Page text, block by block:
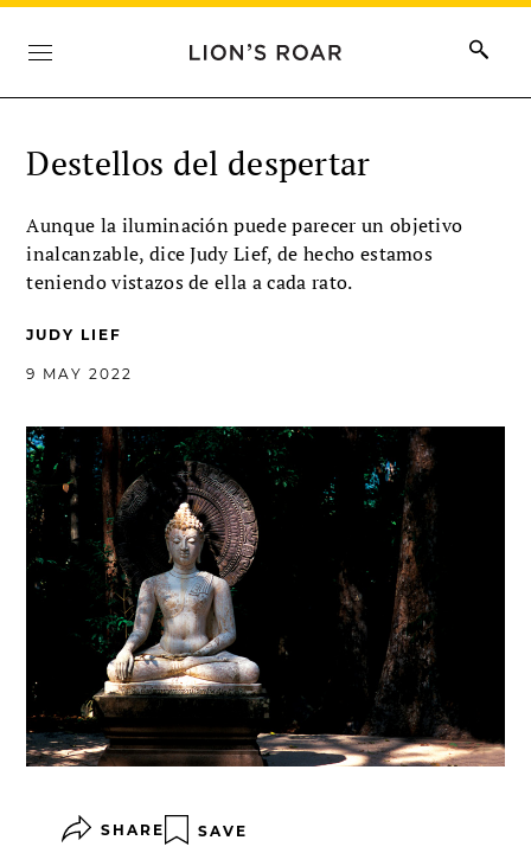
Destellos del despertar
Aunque la iluminación puede parecer un objetivo
inalcanzable, dice Judy Lief, de hecho estamos
teniendo vistazos de ella a cada rato.
JUDY LIEF
9 MAY 2022
SHARE SAVE